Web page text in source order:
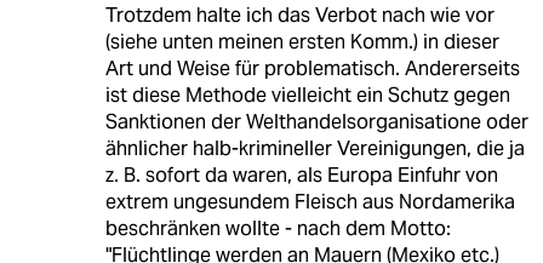
Trotzdem halte ich das Verbot nach wie vor
(siehe unten meinen ersten Komm.) in dieser
Art und Weise für problematisch. Andererseits
ist diese Methode vielleicht ein Schutz gegen
Sanktionen der Welthandelsorganisatione oder
ähnlicher halb-krimineller Vereinigungen, die ja
z. B. sofort da waren, als Europa Einfuhr von
extrem ungesundem Fleisch aus Nordamerika
beschränken wollte - nach dem Motto:
"Flüchtlinge werden an Mauern (Mexiko etc.)